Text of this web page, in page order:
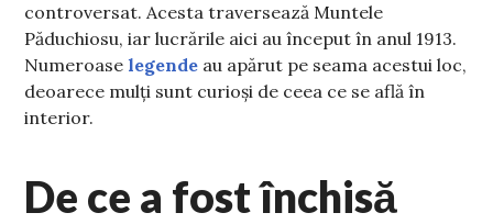
controversat. Acesta traversează Muntele
Păduchiosu, iar lucrările aici au început în anul 1913.
Numeroaselegende au apărut pe seama acestui loc,
deoarece mulți sunt curioși de ceea ce se află în
interior.
De ce a fost închisă